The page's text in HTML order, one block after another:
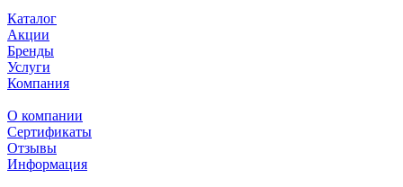
Каталог
Акции
Бренды
Услуги
Компания
О компании
Сертификаты
Отзывы
Информация